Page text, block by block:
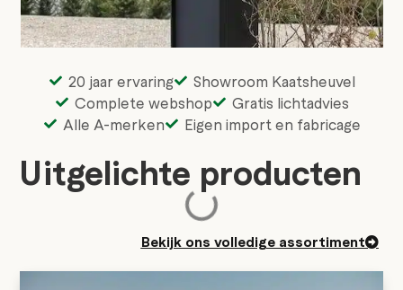
20 jaar ervaring
Showroom Kaatsheuvel
Complete webshop
Gratis lichtadvies
Alle A-merken
Eigen import en fabricage
Uitgelichte producten
Bekijk ons volledige assortiment